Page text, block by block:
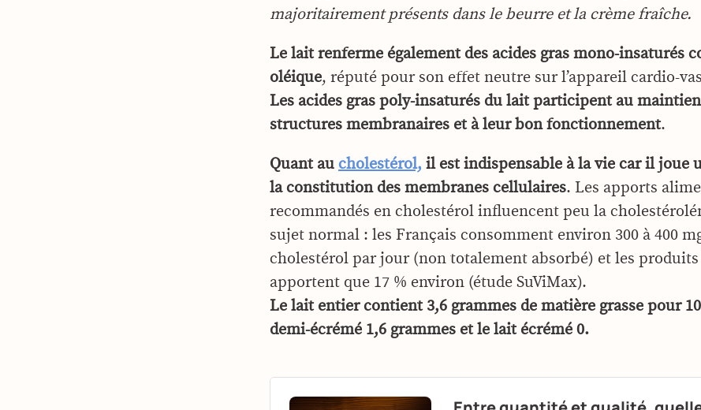
majoritairement présents dans le beurre et la crème fraîche.
Le lait renferme également des acides gras mono-insaturés
oléique, réputé pour son effet neutre sur l’appareil cardio-
Les acides gras poly-insaturés du lait participent au
structures membranaires et à leur bon fonctionnement.
Quant au cholestérol, il est indispensable à la vie car il joue
la constitution des membranes cellulaires. Les apports
recommandés en cholestérol influencent peu la
sujet normal : les Français consomment environ 300 à 400
cholestérol par jour (non totalement absorbé) et les produits
apportent que 17 % environ (étude SuViMax).
Le lait entier contient 3,6 grammes de matière grasse pour
demi-écrémé 1,6 grammes et le lait écrémé 0.